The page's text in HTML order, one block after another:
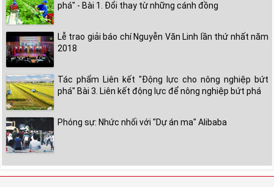
phá" - Bài 1. Đổi thay từ những cánh đồng
Lễ trao giải báo chí Nguyễn Văn Linh lần thứ nhất năm
2018
Tác phẩm Liên kết "Động lực cho nông nghiệp bứt
phá" Bài 3. Liên kết động lực để nông nghiệp bứt phá
Phóng sự: Nhức nhối với "Dự án ma" Alibaba